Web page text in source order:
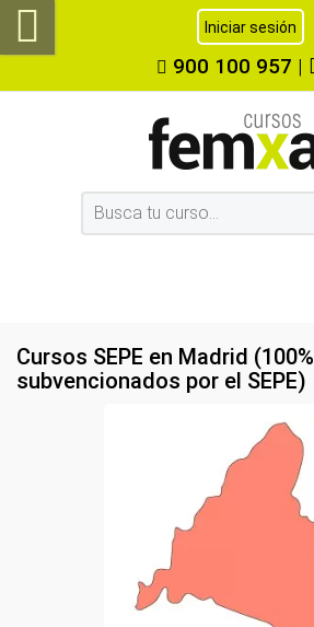
Iniciar sesión
900 100 957 |
Cursos SEPE en Madrid (100%
subvencionados por el SEPE)